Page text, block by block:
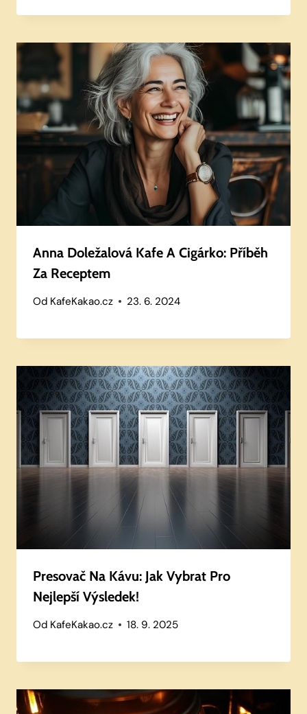
Anna Doležalová Kafe A Cigárko: Příběh
Za Receptem
Od KafeKakao.cz 23. 6. 2024
Presovač Na Kávu: Jak Vybrat Pro
Nejlepší Výsledek!
Od KafeKakao.cz 18. 9. 2025